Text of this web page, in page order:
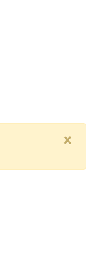
×